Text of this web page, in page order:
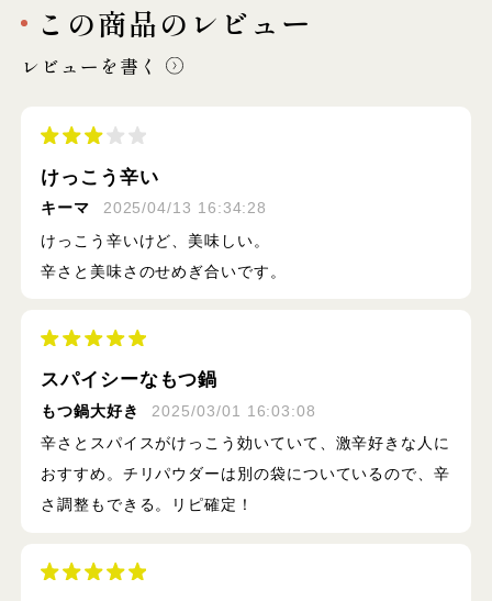
この商品のレビュー
レビューを書く
けっこう辛い
キーマ
2025/04/13 16:34:28
けっこう辛いけど、美味しい。
辛さと美味さのせめぎ合いです。
スパイシーなもつ鍋
もつ鍋大好き
2025/03/01 16:03:08
辛さとスパイスがけっこう効いていて、激辛好きな人に
おすすめ。チリパウダーは別の袋についているので、辛
さ調整もできる。リピ確定！